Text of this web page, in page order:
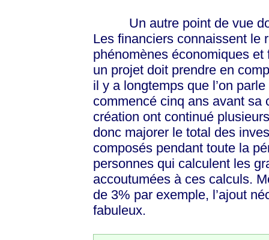
Un autre point de vue doit
Les financiers connaissent le
phénomènes économiques et
un projet doit prendre en
il y a longtemps que l’on
commencé cinq ans avant sa
création ont continué
donc majorer le total des
composés pendant toute la
personnes qui calculent les
accoutumées à ces calculs.
de 3% par exemple, l’ajout
fabuleux.